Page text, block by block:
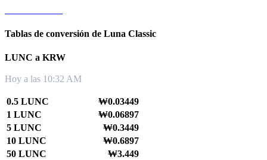
Tablas de conversión de Luna Classic
LUNC a KRW
Hoy a las 10:32 AM
0.5 LUNC
₩0.03449
1 LUNC
₩0.06897
5 LUNC
₩0.3449
10 LUNC
₩0.6897
50 LUNC
₩3.449